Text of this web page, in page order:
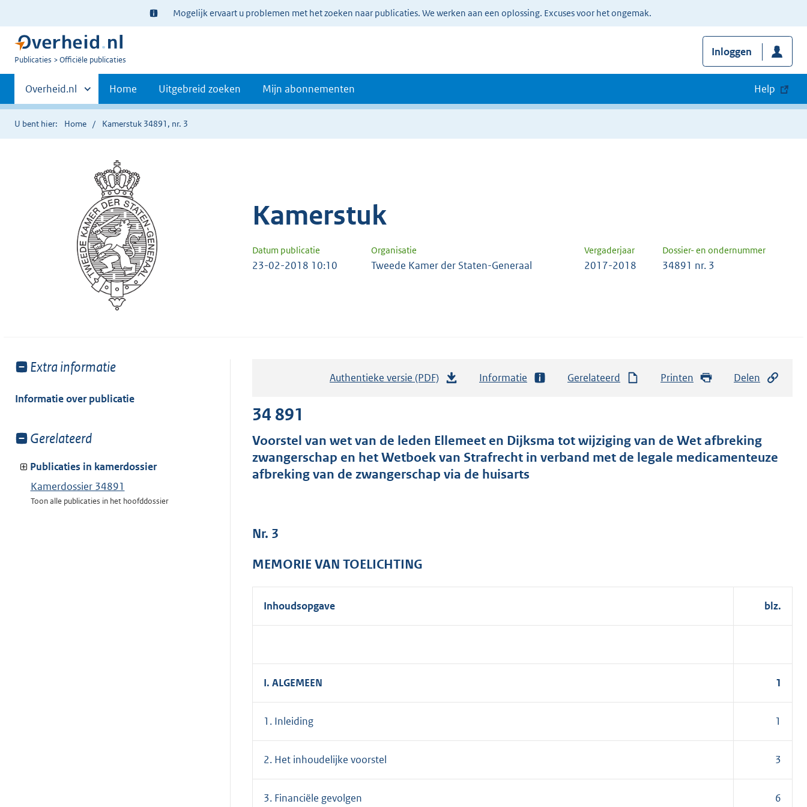
Ter
informatie:
Mogelijk ervaart u problemen met het zoeken naar publicaties. We werken aan een oplossing. Excuses voor het ongemak.
U
Publicaties Officiële publicaties
Inloggen
Primaire
navigatie
Andere
sites
binnen
Overheid.nl Home Uitgebreid zoeken Mijn abonnementen Help
U bent hier: Home Kamerstuk 34891, nr. 3
Kamerstuk
Datum publicatie Organisatie Vergaderjaar Dossier- en ondernummer
23-02-2018 10:10 Tweede Kamer der Staten-Generaal 2017-2018 34891 nr. 3
Toon
van:
Extra informatie
Informatie over publicatie
Toon
van:
Gerelateerd
Publicaties in kamerdossier
Kamerdossier 34891
Toon alle publicaties in het hoofddossier
Authentieke versie (PDF)
a
n
d
t
Informatie Gerelateerd Printen Delen
34 891
Voorstel van wet van de leden Ellemeet en Dijksma tot wijziging van de Wet afbreking
zwangerschap en het Wetboek van Strafrecht in verband met de legale medicamenteuze
afbreking van de zwangerschap via de huisarts
Nr. 3
MEMORIE VAN TOELICHTING
Inhoudsopgave blz.
I. ALGEMEEN 1
1. Inleiding 1
2. Het inhoudelijke voorstel 3
3. Financiële gevolgen 6